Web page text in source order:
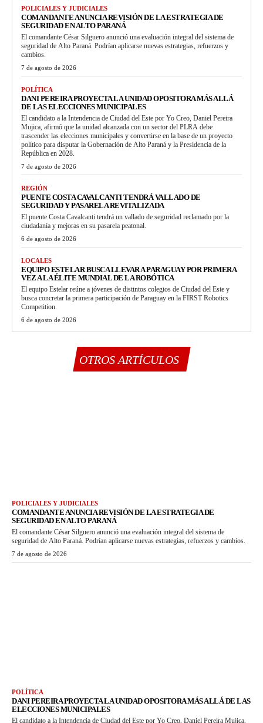
POLICIALES Y JUDICIALES
COMANDANTE ANUNCIA REVISIÓN DE LA ESTRATEGIA DE
SEGURIDAD EN ALTO PARANÁ
El comandante César Silguero anunció una evaluación integral del sistema de
seguridad de Alto Paraná. Podrían aplicarse nuevas estrategias, refuerzos y
cambios.
7 de agosto de 2026
POLÍTICA
DANI PEREIRA PROYECTA LA UNIDAD OPOSITORA MÁS ALLÁ
DE LAS ELECCIONES MUNICIPALES
El candidato a la Intendencia de Ciudad del Este por Yo Creo, Daniel Pereira
Mujica, afirmó que la unidad alcanzada con un sector del PLRA debe
trascender las elecciones municipales y convertirse en la base de un proyecto
político para disputar la Gobernación de Alto Paraná y la Presidencia de la
República en 2028.
7 de agosto de 2026
REGIÓN
PUENTE COSTA CAVALCANTI TENDRÁ VALLADO DE
SEGURIDAD Y PASARELA REVITALIZADA
El puente Costa Cavalcanti tendrá un vallado de seguridad reclamado por la
ciudadanía y mejoras en su pasarela peatonal.
6 de agosto de 2026
LOCALES
EQUIPO ESTELAR BUSCA LLEVAR A PARAGUAY POR PRIMERA
VEZ A LA ÉLITE MUNDIAL DE LA ROBÓTICA
El equipo Estelar reúne a jóvenes de distintos colegios de Ciudad del Este y
busca concretar la primera participación de Paraguay en la FIRST Robotics
Competition.
6 de agosto de 2026
OTROS ARTÍCULOS
POLICIALES Y JUDICIALES
COMANDANTE ANUNCIA REVISIÓN DE LA ESTRATEGIA DE
SEGURIDAD EN ALTO PARANÁ
El comandante César Silguero anunció una evaluación integral del sistema de
seguridad de Alto Paraná. Podrían aplicarse nuevas estrategias, refuerzos y cambios.
7 de agosto de 2026
POLÍTICA
DANI PEREIRA PROYECTA LA UNIDAD OPOSITORA MÁS ALLÁ DE LAS
ELECCIONES MUNICIPALES
El candidato a la Intendencia de Ciudad del Este por Yo Creo, Daniel Pereira Mujica,